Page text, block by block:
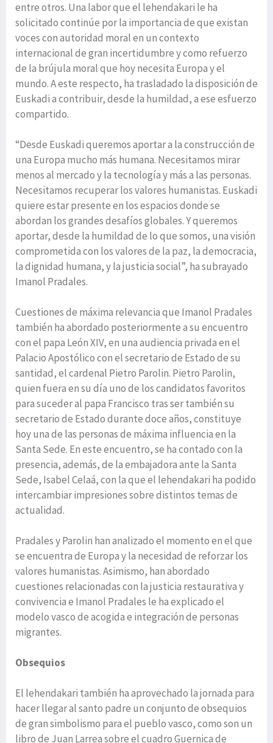
entre otros. Una labor que el lehendakari le ha
solicitado continúe por la importancia de que existan
voces con autoridad moral en un contexto
internacional de gran incertidumbre y como refuerzo
de la brújula moral que hoy necesita Europa y el
mundo. A este respecto, ha trasladado la disposición de
Euskadi a contribuir, desde la humildad, a ese esfuerzo
compartido.
“Desde Euskadi queremos aportar a la construcción de
una Europa mucho más humana. Necesitamos mirar
menos al mercado y la tecnología y más a las personas.
Necesitamos recuperar los valores humanistas. Euskadi
quiere estar presente en los espacios donde se
abordan los grandes desafíos globales. Y queremos
aportar, desde la humildad de lo que somos, una visión
comprometida con los valores de la paz, la democracia,
la dignidad humana, y la justicia social”, ha subrayado
Imanol Pradales.
Cuestiones de máxima relevancia que Imanol Pradales
también ha abordado posteriormente a su encuentro
con el papa León XIV, en una audiencia privada en el
Palacio Apostólico con el secretario de Estado de su
santidad, el cardenal Pietro Parolin. Pietro Parolin,
quien fuera en su día uno de los candidatos favoritos
para suceder al papa Francisco tras ser también su
secretario de Estado durante doce años, constituye
hoy una de las personas de máxima influencia en la
Santa Sede. En este encuentro, se ha contado con la
presencia, además, de la embajadora ante la Santa
Sede, Isabel Celaá, con la que el lehendakari ha podido
intercambiar impresiones sobre distintos temas de
actualidad.
Pradales y Parolin han analizado el momento en el que
se encuentra de Europa y la necesidad de reforzar los
valores humanistas. Asimismo, han abordado
cuestiones relacionadas con la justicia restaurativa y
convivencia e Imanol Pradales le ha explicado el
modelo vasco de acogida e integración de personas
migrantes.
Obsequios
El lehendakari también ha aprovechado la jornada para
hacer llegar al santo padre un conjunto de obsequios
de gran simbolismo para el pueblo vasco, como son un
libro de Juan Larrea sobre el cuadro Guernica de